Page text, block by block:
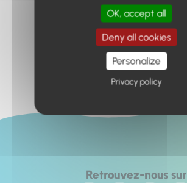
Retour à l'accueil
Retrouvez-nous sur
OK, accept all
Deny all cookies
Personalize
Privacy policy